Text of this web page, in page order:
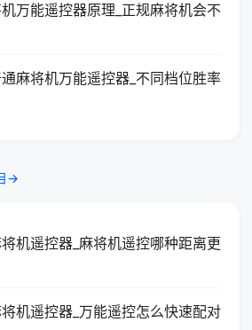
万能遥控器原理_正规麻将机会不
麻将机万能遥控器_不同档位胜率
→
机遥控器_麻将机遥控哪种距离更
机遥控器_万能遥控怎么快速配对